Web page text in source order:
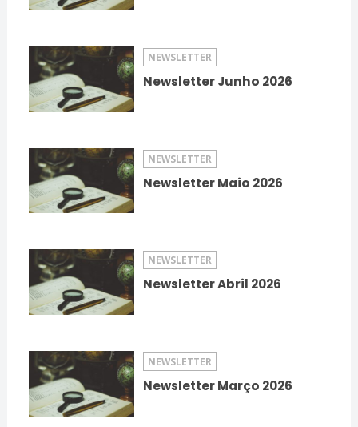
NEWSLETTER
Newsletter Junho 2026
NEWSLETTER
Newsletter Maio 2026
NEWSLETTER
Newsletter Abril 2026
NEWSLETTER
Newsletter Março 2026